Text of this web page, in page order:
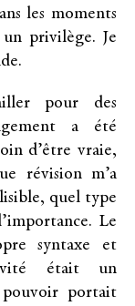
les moments
privilège. Je
pour des
a été
d’être vraie,
révision m’a
quel type
Le
syntaxe et
était un
portait